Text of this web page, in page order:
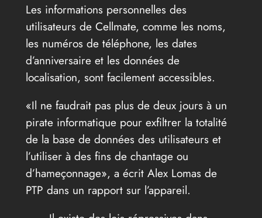
Les informations personnelles des
utilisateurs de Cellmate, comme les noms,
les numéros de téléphone, les dates
d’anniversaire et les données de
localisation, sont facilement accessibles.
Il ne faudrait pas plus de deux jours à un
pirate informatique pour exfiltrer la totalité
de la base de données des utilisateurs et
l’utiliser à des fins de chantage ou
d’hameçonnage , a écrit Alex Lomas de
PTP dans un rapport sur l’appareil.